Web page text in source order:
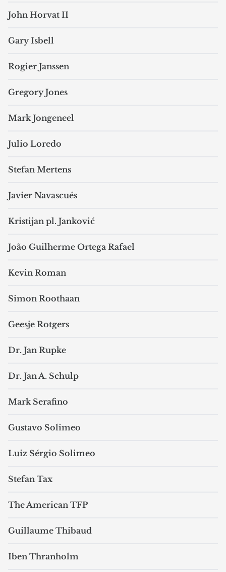
John Horvat II
Gary Isbell
Rogier Janssen
Gregory Jones
Mark Jongeneel
Julio Loredo
Stefan Mertens
Javier Navascués
Kristijan pl. Janković
João Guilherme Ortega Rafael
Kevin Roman
Simon Roothaan
Geesje Rotgers
Dr. Jan Rupke
Dr. Jan A. Schulp
Mark Serafino
Gustavo Solimeo
Luiz Sérgio Solimeo
Stefan Tax
The American TFP
Guillaume Thibaud
Iben Thranholm